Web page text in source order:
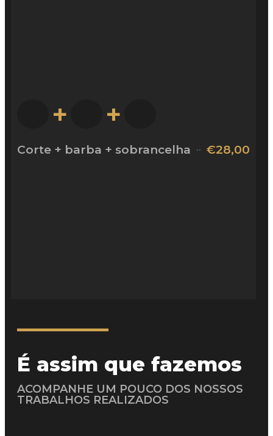
+ +
Corte + barba + sobrancelha €28,00
É assim que fazemos
ACOMPANHE UM POUCO DOS NOSSOS
TRABALHOS REALIZADOS